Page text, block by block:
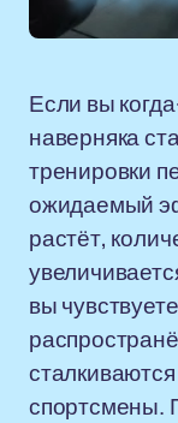
Если вы
наверняка
тренировки
ожидаемый
растёт,
вы
спортсмены.